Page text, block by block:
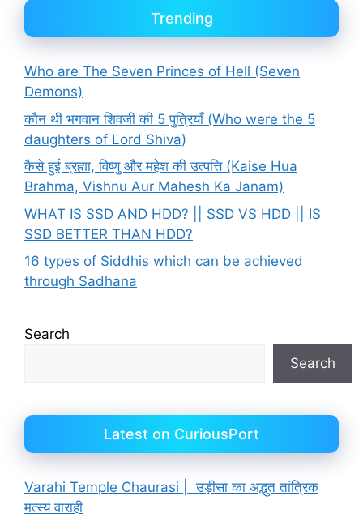
Trending
Who are The Seven Princes of Hell (Seven
Demons)
कौन थी भगवान शिवजी की 5 पुत्रियाँ (Who were the 5
daughters of Lord Shiva)
कैसे हुई ब्रह्मा, विष्णु और महेश की उत्पत्ति (Kaise Hua
Brahma, Vishnu Aur Mahesh Ka Janam)
WHAT IS SSD AND HDD? || SSD VS HDD || IS
SSD BETTER THAN HDD?
16 types of Siddhis which can be achieved
through Sadhana
Search
Search
Latest on CuriousPort
Varahi Temple Chaurasi | उड़ीसा का अद्भुत तांत्रिक
मत्स्य वाराही